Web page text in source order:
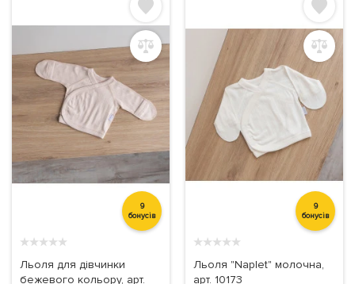
9
бонусів
★★★★★
Льоля для дівчинки
бежевого кольору, арт.
9
бонусів
★★★★★
Льоля "Naplet" молочна,
арт. 10173